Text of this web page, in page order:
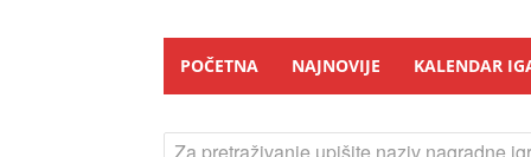
POČETNA NAJNOVIJE KALENDAR
Za pretraživanje upišite naziv nagradne